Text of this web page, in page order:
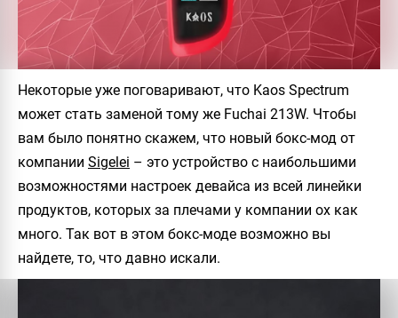
Некоторые уже поговаривают, что Kaos Spectrum
может стать заменой тому же Fuchai 213W. Чтобы
вам было понятно скажем, что новый бокс-мод от
компании Sigelei – это устройство с наибольшими
возможностями настроек девайса из всей линейки
продуктов, которых за плечами у компании ох как
много. Так вот в этом бокс-моде возможно вы
найдете, то, что давно искали.